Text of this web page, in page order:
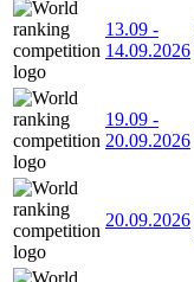
13.09 -
14.09.2026
19.09 -
20.09.2026
20.09.2026